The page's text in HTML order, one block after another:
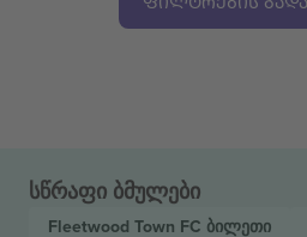
სწრაფი ბმულები
Fleetwood Town FC ბილეთი